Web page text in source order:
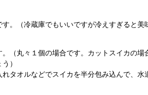
。（冷蔵庫でもいいですが冷えすぎると美
（丸々１個の場合です。カットスイカの場
）
タオルなどでスイカを半分包み込んで、水